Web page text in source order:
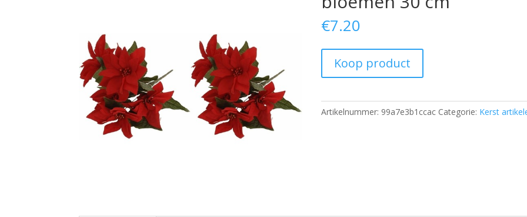
€7.20
Koop product
Artikelnummer: 99a7e3b1ccac Categorie: Kerst